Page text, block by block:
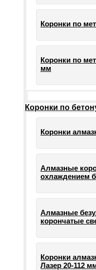
Коронки по
Коронки по
мм
Коронки по
Коронки
Алмазные
охлаждением
Алмазные
корончатые
Коронки
Лазер 20-112